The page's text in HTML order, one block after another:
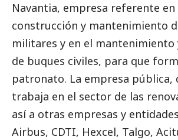
Navantia, empresa referente en
construcción y mantenimiento
militares y en el mantenimiento
de buques civiles, para que
patronato. La empresa pública,
trabaja en el sector de las
así a otras empresas y
Airbus, CDTI, Hexcel, Talgo,